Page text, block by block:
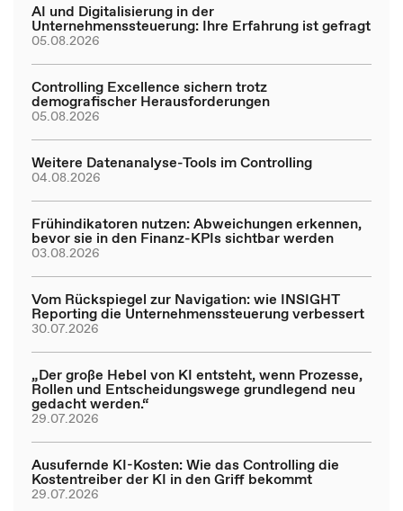
AI und Digitalisierung in der
Unternehmenssteuerung: Ihre Erfahrung ist gefragt
05.08.2026
Controlling Excellence sichern trotz
demografischer Herausforderungen
05.08.2026
Weitere Datenanalyse-Tools im Controlling
04.08.2026
Frühindikatoren nutzen: Abweichungen erkennen,
bevor sie in den Finanz-KPIs sichtbar werden
03.08.2026
Vom Rückspiegel zur Navigation: wie INSIGHT
Reporting die Unternehmenssteuerung verbessert
30.07.2026
„Der große Hebel von KI entsteht, wenn Prozesse,
Rollen und Entscheidungswege grundlegend neu
gedacht werden.“
29.07.2026
Ausufernde KI-Kosten: Wie das Controlling die
Kostentreiber der KI in den Griff bekommt
29.07.2026